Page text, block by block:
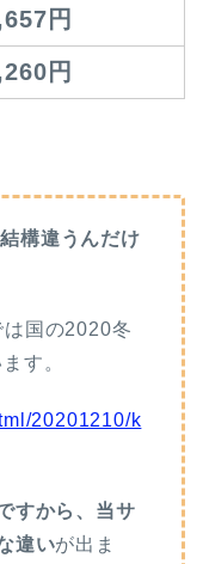
円
円
構違うんだけ
国の2020冬
す。
20201210/k
すから、当サ
違いが出ま